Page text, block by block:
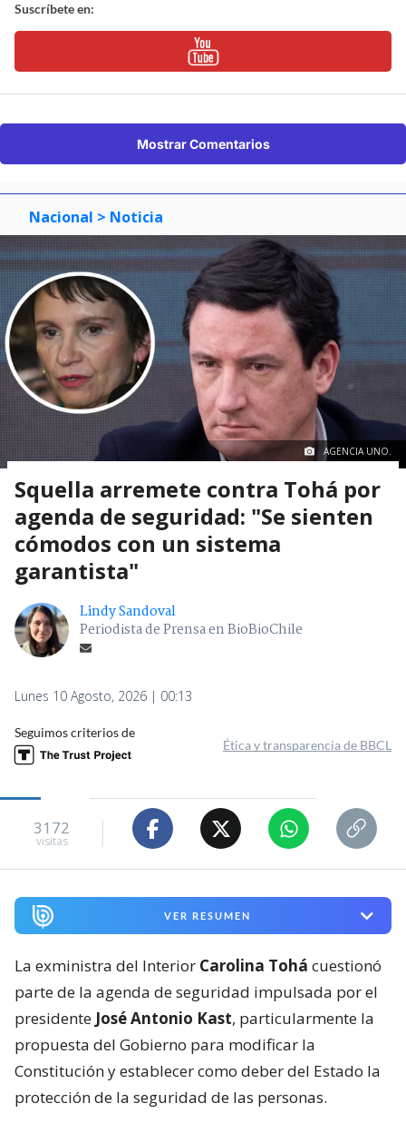
Suscríbete en:
Mostrar Comentarios
Nacional > Noticia
AGENCIA UNO.
Squella arremete contra Tohá por
agenda de seguridad: "Se sienten
cómodos con un sistema
garantista"
Lindy Sandoval
Periodista de Prensa en BioBioChile
Lunes 10 Agosto, 2026 | 00:13
Seguimos criterios de
Ética y transparencia de BBCL
3172
visitas
VER RESUMEN
La exministra del Interior Carolina Tohá cuestionó
parte de la agenda de seguridad impulsada por el
presidente José Antonio Kast, particularmente la
propuesta del Gobierno para modificar la
Constitución y establecer como deber del Estado la
protección de la seguridad de las personas.